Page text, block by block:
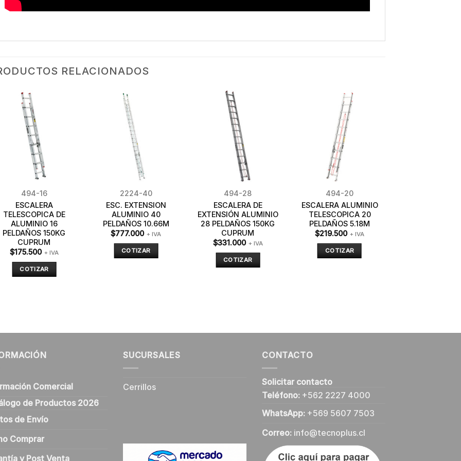
RELACIONADOS
494-16
ESCALERA
TELESCOPICA DE
ALUMINIO 16
PELDAÑOS 150KG
CUPRUM
$175.500 + IVA
COTIZAR
2224-40
ESC. EXTENSION
ALUMINIO 40
PELDAÑOS 10.66M
$777.000 + IVA
COTIZAR
494-28
ESCALERA DE
EXTENSIÓN ALUMINIO
28 PELDAÑOS 150KG
CUPRUM
$331.000 + IVA
COTIZAR
494-20
ESCALERA ALUMINIO
TELESCOPICA 20
PELDAÑOS 5.18M
$219.500 + IVA
COTIZAR
Comercial
de Productos 2026
de Envío
Comprar
y Post Venta
SUCURSALES
Cerrillos
CONTACTO
Solicitar contacto
Teléfono: +562 2227 4000
WhatsApp: +569 5607 7503
Correo: info@tecnoplus.cl